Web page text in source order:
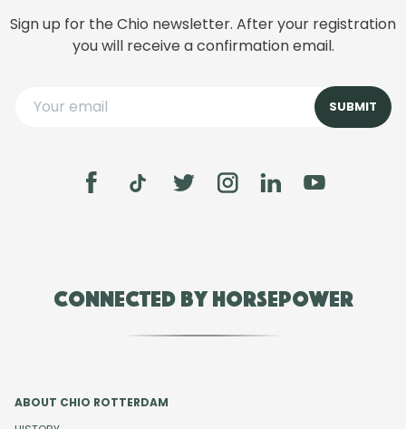
Sign up for the Chio newsletter. After your registration
you will receive a confirmation email.
Connected by Horsepower
ABOUT CHIO ROTTERDAM